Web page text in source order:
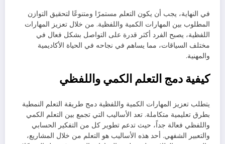
في النهاية، يجب أن يكون التعلم مستمرًا ومتنوعًا لتحقيق التوازن
المطلوب بين المهارات الكمية واللفظية. من خلال تعزيز المهارات
اللفظية، يصبح الفرد أكثر قدرة على التواصل بشكل فعال في
مختلف السياقات، مما يساهم في نجاحه في الحياة الأكاديمية
والمهنية.
كيفية دمج التعلم الكمي واللفظي
يتطلب تعزيز المهارات الكمية واللفظية دمج طريقة التعلم النمطية
بطرق تعليمية متكاملة. تعد الأساليب التي تجمع بين التعلم الكمي
واللفظي فعالة جداً، حيث تدعم تطوير كل من التفكير الحسابي
والتعبير الشفهي. أحد هذه الأساليب هو التعلم من خلال المشاريع،